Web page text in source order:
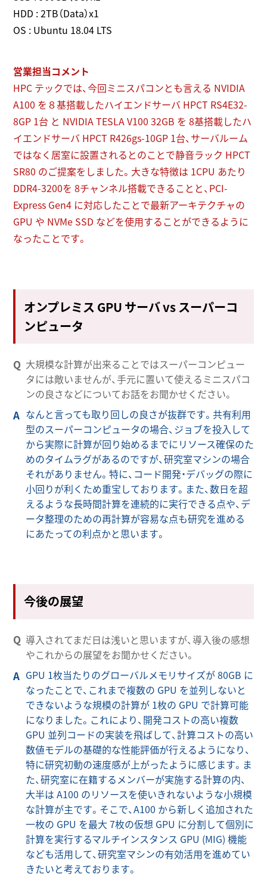
HDD : 2TB（Data）x1
OS : Ubuntu 18.04 LTS
営業担当コメント
HPC テックでは、今回ミニスパコンとも言える NVIDIA
A100 を８基搭載したハイエンドサーバ HPCT RS4E32-
8GP 1台 と NVIDIA TESLA V100 32GB を 8基搭載したハ
イエンドサーバ HPCT R426gs-10GP 1台、サーバルーム
ではなく居室に設置されるとのことで静音ラック HPCT
SR80 のご提案をしました。大きな特徴は 1CPU あたり
DDR4-3200を 8チャンネル搭載できることと、PCI-
Express Gen4 に対応したことで最新アーキテクチャの
GPU や NVMe SSD などを使用することができるように
なったことです。
オンプレミス GPU サーバ vs スーパーコ
ンピュータ
大規模な計算が出来ることではスーパーコンピュー
タには敵いませんが、手元に置いて使えるミニスパコ
ンの良さなどについてお話をお聞かせください。
なんと言っても取り回しの良さが抜群です。共有利用
型のスーパーコンピュータの場合、ジョブを投入して
から実際に計算が回り始めるまでにリソース確保のた
めのタイムラグがあるのですが、研究室マシンの場合
それがありません。特に、コード開発・デバッグの際に
小回りが利くため重宝しております。また、数日を超
えるような長時間計算を連続的に実行できる点や、デ
ータ整理のための再計算が容易な点も研究を進める
にあたっての利点かと思います。
今後の展望
導入されてまだ日は浅いと思いますが、導入後の感想
やこれからの展望をお聞かせください。
GPU 1枚当たりのグローバルメモリサイズが 80GB に
なったことで、これまで複数の GPU を並列しないと
できないような規模の計算が 1枚の GPU で計算可能
になりました。これにより、開発コストの高い複数
GPU 並列コードの実装を飛ばして、計算コストの高い
数値モデルの基礎的な性能評価が行えるようになり、
特に研究初動の速度感が上がったように感じます。ま
た、研究室に在籍するメンバーが実施する計算の内、
大半は A100 のリソースを使いきれないような小規模
な計算が主です。そこで、A100 から新しく追加された
一枚の GPU を最大 7枚の仮想 GPU に分割して個別に
計算を実行するマルチインスタンス GPU (MIG) 機能
なども活用して、研究室マシンの有効活用を進めてい
きたいと考えております。